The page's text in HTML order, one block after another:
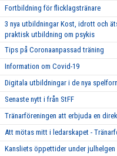
Fortbildning för flicklagstränare
3 nya utbildningar Kost, idrott och
praktisk utbildning om psykis
Tips på Coronaanpassad träning
Information om Covid-19
Digitala utbildningar i de nya
Senaste nytt i från StFF
Tränarföreningen att erbjuda en
Att mötas mitt i ledarskapet -
Kansliets öppettider under julhelgen